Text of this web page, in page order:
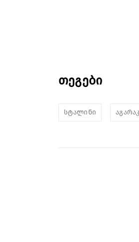
თეგები
სტალინი